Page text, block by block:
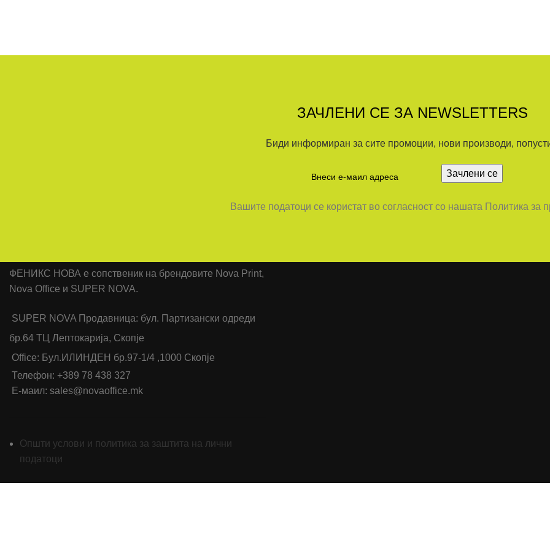
ЗАЧЛЕНИ СЕ ЗА NEWSLETTERS
Биди информиран за сите промоции, нови производи,
Вашите податоци се користат во согласност со нашата Политика за
ФЕНИКС НОВА е сопственик на брендовите Nova Print,
Nova Office и SUPER NOVA.
SUPER NOVA Продавница: бул. Партизански одреди
бр.64 ТЦ Лептокарија, Скопје
Office: Бул.ИЛИНДЕН бр.97-1/4 ,1000 Скопје
Телефон: +389 78 438 327
Е-маил: sales@novaoffice.mk
Општи услови и политика за заштита на лични
податоци